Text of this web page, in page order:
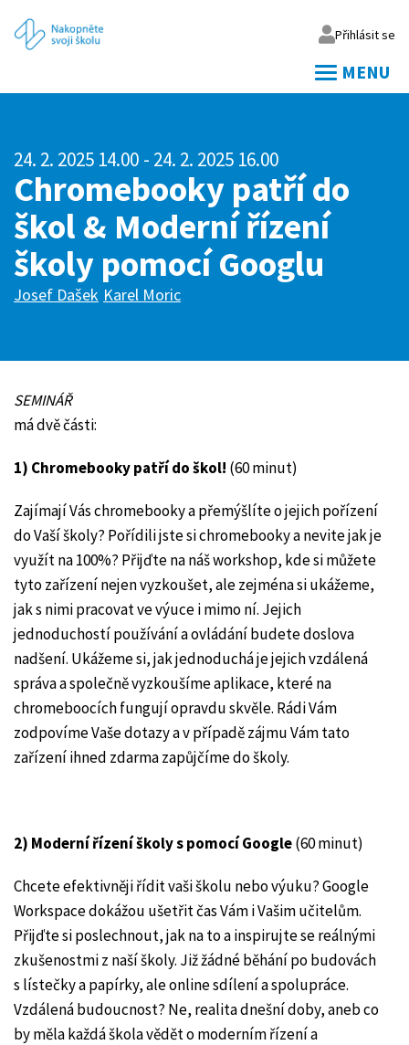
Přihlásit se
Vaše heslo
Přihlásit
Zapomněl jsem heslo
MENU
24. 2. 2025 14.00 - 24. 2. 2025 16.00
Chromebooky patří do
škol & Moderní řízení
školy pomocí Googlu
Josef Dašek Karel Moric
SEMINÁŘ
má dvě části:
1) Chromebooky patří do škol! (60 minut)
Zajímají Vás chromebooky a přemýšlíte o jejich pořízení
do Vaší školy? Pořídili jste si chromebooky a nevite jak je
využít na 100%? Přijďte na náš workshop, kde si můžete
tyto zařízení nejen vyzkoušet, ale zejména si ukážeme,
jak s nimi pracovat ve výuce i mimo ní. Jejich
jednoduchostí používání a ovládání budete doslova
nadšení. Ukážeme si, jak jednoduchá je jejich vzdálená
správa a společně vyzkoušíme aplikace, které na
chromeboocích fungují opravdu skvěle. Rádi Vám
zodpovíme Vaše dotazy a v případě zájmu Vám tato
zařízení ihned zdarma zapůjčíme do školy.
2) Moderní řízení školy s pomocí Google(60 minut)
Chcete efektivněji řídit vaši školu nebo výuku? Google
Workspace dokážou ušetřit čas Vám i Vašim učitelům.
Přijďte si poslechnout, jak na to a inspirujte se reálnými
zkušenostmi z naší školy. Již žádné běhání po budovách
s lístečky a papírky, ale online sdílení a spolupráce.
Vzdálená budoucnost? Ne, realita dnešní doby, aneb co
by měla každá škola vědět o moderním řízení a